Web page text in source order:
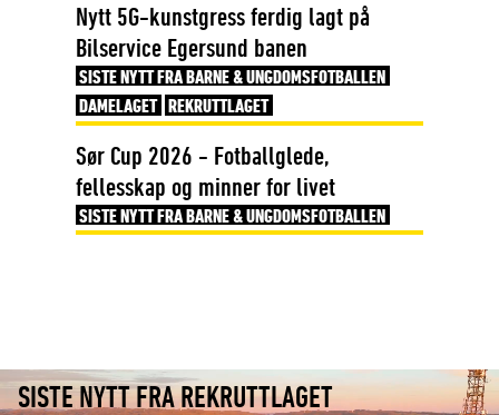
Nytt 5G-kunstgress ferdig lagt på
Bilservice Egersund banen
SISTE NYTT FRA BARNE & UNGDOMSFOTBALLEN
DAMELAGET REKRUTTLAGET
Sør Cup 2026 - Fotballglede,
fellesskap og minner for livet
SISTE NYTT FRA BARNE & UNGDOMSFOTBALLEN
SISTE NYTT FRA REKRUTTLAGET